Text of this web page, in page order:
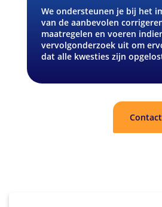
We ondersteunen je bij het
van de aanbevolen
maatregelen en voeren
vervolgonderzoek uit om
dat alle kwesties zijn